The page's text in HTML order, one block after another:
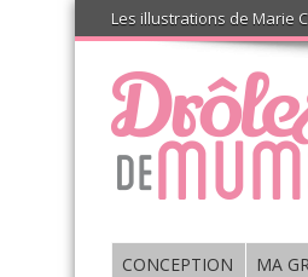
Les illustrations de Marie
CONCEPTION MA